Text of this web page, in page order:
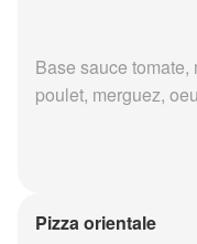
Base sauce
poulet, merguez,
Pizza orientale